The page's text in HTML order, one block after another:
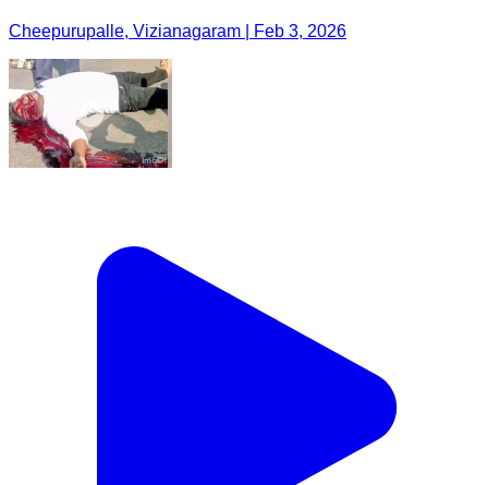
Cheepurupalle, Vizianagaram | Feb 3, 2026